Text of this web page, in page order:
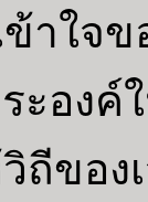
าใจข
ะองค์
ถีของ